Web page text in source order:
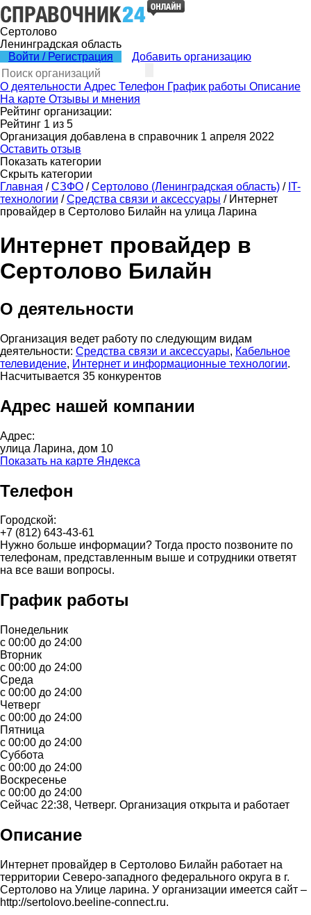
Сертолово
Ленинградская область
Войти / Регистрация
Добавить организацию
О деятельности Адрес Телефон График работы Описание
На карте Отзывы и мнения
Рейтинг организации:
Рейтинг 1 из 5
Организация добавлена в справочник 1 апреля 2022
Оставить отзыв
Показать категории
Скрыть категории
Главная / СЗФО / Сертолово (Ленинградская область) / IT-
технологии / Средства связи и аксессуары / Интернет
провайдер в Сертолово Билайн на улица Ларина
Интернет провайдер в
Сертолово Билайн
О деятельности
Организация ведет работу по следующим видам
деятельности: Средства связи и аксессуары, Кабельное
телевидение, Интернет и информационные технологии.
Насчитывается 35 конкурентов
Адрес нашей компании
Адрес:
улица Ларина, дом 10
Показать на карте Яндекса
Телефон
Городской:
+7 (812) 643-43-61
Нужно больше информации? Тогда просто позвоните по
телефонам, представленным выше и сотрудники ответят
на все ваши вопросы.
График работы
Понедельник
с 00:00 до 24:00
Вторник
с 00:00 до 24:00
Среда
с 00:00 до 24:00
Четверг
с 00:00 до 24:00
Пятница
с 00:00 до 24:00
Суббота
с 00:00 до 24:00
Воскресенье
с 00:00 до 24:00
Сейчас 22:38, Четверг. Организация открыта и работает
Описание
Интернет провайдер в Сертолово Билайн работает на
территории Северо-западного федерального округа в г.
Сертолово на Улице ларина. У организации имеется сайт –
http://sertolovo.beeline-connect.ru.